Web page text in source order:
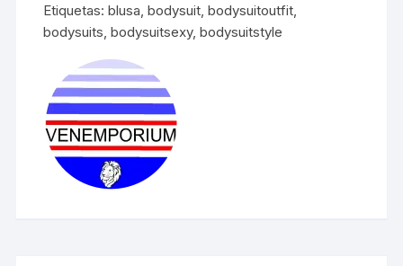
Etiquetas:blusa ,bodysuit ,bodysuitoutfit
bodysuits ,bodysuitsexy,bodysuitstyle